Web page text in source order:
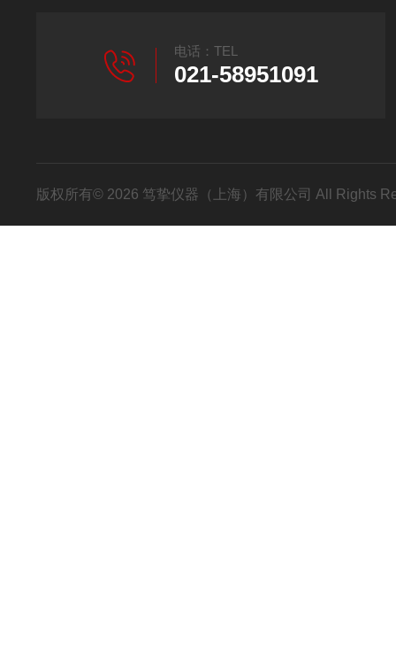
电话：TEL
021-58951091
版权所有© 2026 笃挚仪器（上海）有限公司 All Rights